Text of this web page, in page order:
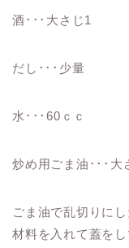
酒･･･大さじ1
だし･･･少量
水･･･60ｃｃ
炒め用ごま油･･･大
ごま油で乱切りに
材料を入れて蓋を